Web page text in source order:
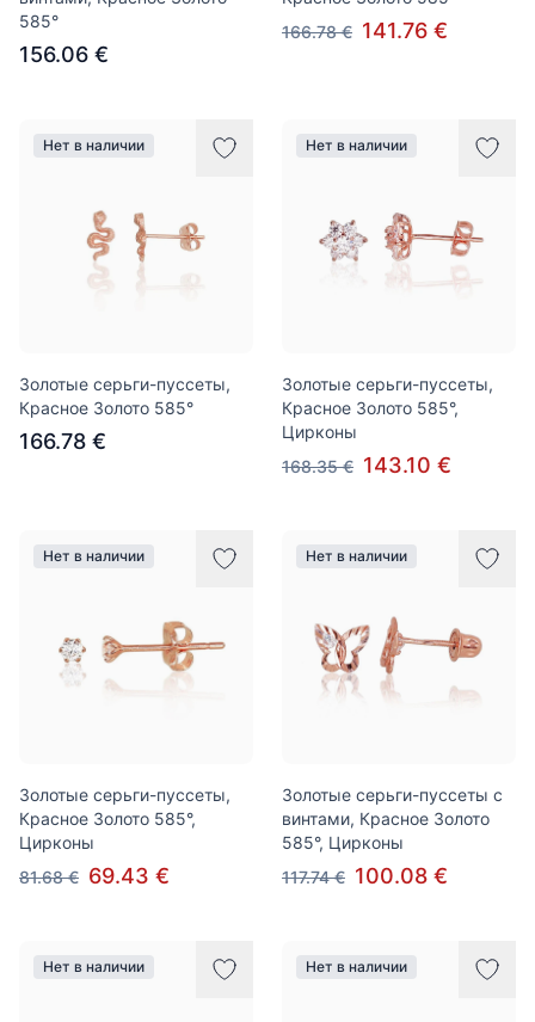
585°
156.06 €
166.78 € 141.76 €
Нет в наличии
Золотые серьги-пуссеты,
Красное Золото 585°
166.78 €
Нет в наличии
Золотые серьги-пуссеты,
Красное Золото 585°,
Цирконы
168.35 € 143.10 €
Нет в наличии
Золотые серьги-пуссеты,
Красное Золото 585°,
Цирконы
81.68 € 69.43 €
Нет в наличии
Золотые серьги-пуссеты с
винтами, Красное Золото
585°, Цирконы
117.74 € 100.08 €
Нет в наличии Нет в наличии